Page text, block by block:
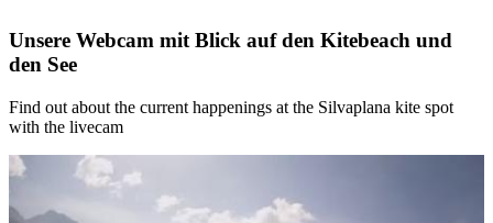
Unsere Webcam mit Blick auf den Kitebeach und
den See
Find out about the current happenings at the Silvaplana kite spot
with the livecam